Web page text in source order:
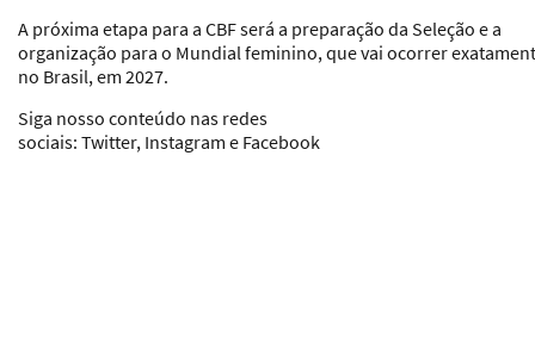
A próxima etapa para a CBF será a preparação da Seleção e a
organização para o Mundial feminino, que vai ocorrer
no Brasil, em 2027.
Siga nosso conteúdo nas redes
sociais: Twitter, Instagram e Facebook